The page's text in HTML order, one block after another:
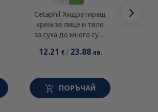
Cetaphil Хидратиращ
крем за лице и тяло
за суха до много суха
100г
12.21 € / 23.88лв.
ПОРЪЧАЙ